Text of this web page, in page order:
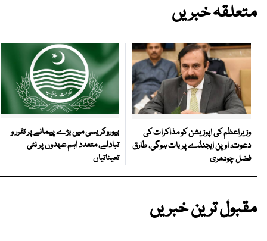
متعلقہ خبریں
وزیراعظم کی اپوزیشن کو مذاکرات کی
دعوت، اوپن ایجنڈے پر بات ہوگی، طارق
فضل چودھری
بیوروکریسی میں بڑے پیمانے پر تقرر و
تبادلے، متعدد اہم عہدوں پر نئی
تعیناتیاں
مقبول ترین خبریں